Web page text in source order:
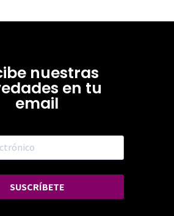
nuestras
en tu
email
SUSCRÍBETE